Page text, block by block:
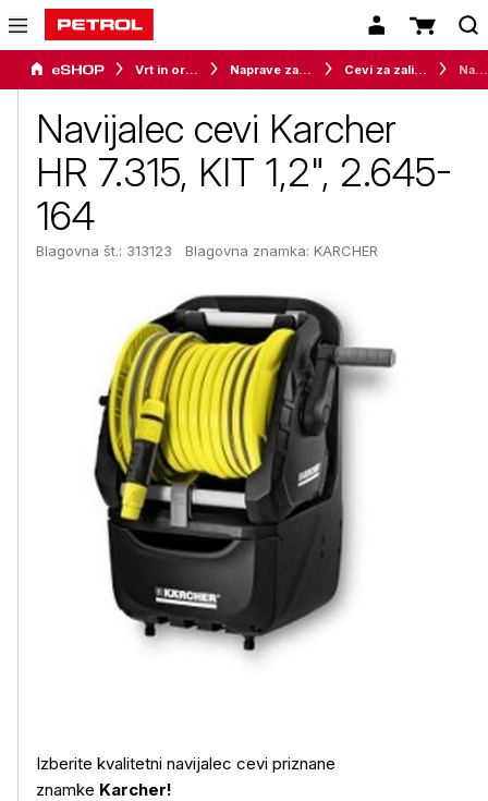
Vrt in orodje Naprave za vrt in okolico Cevi za zalivanje
Navijalec cevi Karcher
HR 7.315, KIT 1,2", 2.645-
164
Blagovna št.: 313123 Blagovna znamka: KARCHER
Izberite kvalitetni navijalec cevi priznane
znamke Karcher!